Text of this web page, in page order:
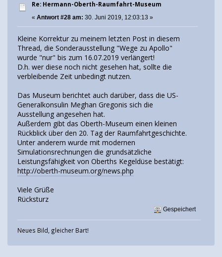
Re: Hermann-Oberth-Raumfahrt-Museum
« Antwort #28 am: 30. Juni 2019, 12:03:13 »
Kleine Korrektur zu meinem letzten Post in diesem
Thread, die Sonderausstellung "Wege zu Apollo"
wurde "nur" bis zum 16.07.2019 verlängert!
D.h. wer diese noch nicht gesehen hat, sollte die
verbleibende Zeit unbedingt nutzen.
Das Museum berichtet auch darüber, dass die US-
Generalkonsulin Meghan Gregonis sich die
Ausstellung angesehen hat.
Außerdem gibt das Oberth-Museum einen kleinen
Rückblick über den 20. Tag der Raumfahrtgeschichte.
Unter anderem wurde mit modernen
Simulationsrechnungen die grundsätzliche
Leistungsfähigkeit von Oberths Kegeldüse bestätigt:
http://oberth-museum.org/news.php
Viele Grüße
Rücksturz
Gespeichert
Neues Bild, gleicher Bart!